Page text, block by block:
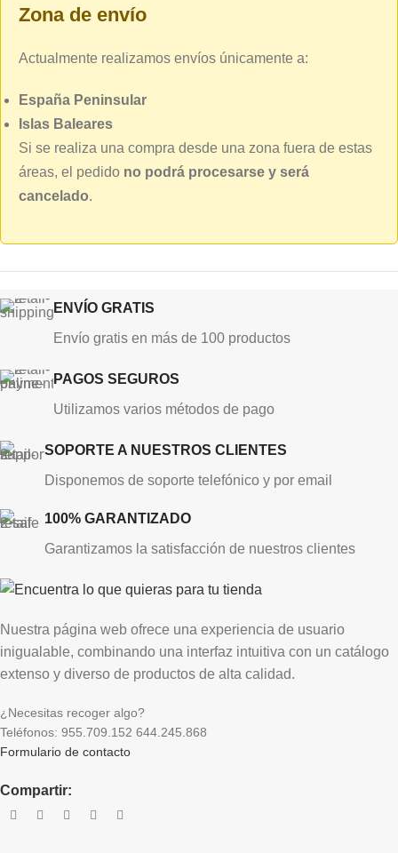
Zona de envío
Actualmente realizamos envíos únicamente a:
España Peninsular
Islas Baleares
Si se realiza una compra desde una zona fuera de estas
áreas, el pedido no podrá procesarse y será
cancelado.
ENVÍO GRATIS
Envío gratis en más de 100 productos
PAGOS SEGUROS
Utilizamos varios métodos de pago
SOPORTE A NUESTROS CLIENTES
Disponemos de soporte telefónico y por email
100% GARANTIZADO
Garantizamos la satisfacción de nuestros clientes
Nuestra página web ofrece una experiencia de usuario
inigualable, combinando una interfaz intuitiva con un catálogo
extenso y diverso de productos de alta calidad.
¿Necesitas recoger algo?
Teléfonos: 955.709.152 644.245.868
Formulario de contacto
Compartir: